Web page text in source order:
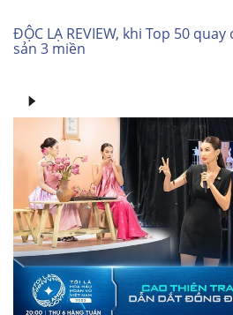
ĐỘC LẠ REVIEW, khi Top 50
sản 3 miền